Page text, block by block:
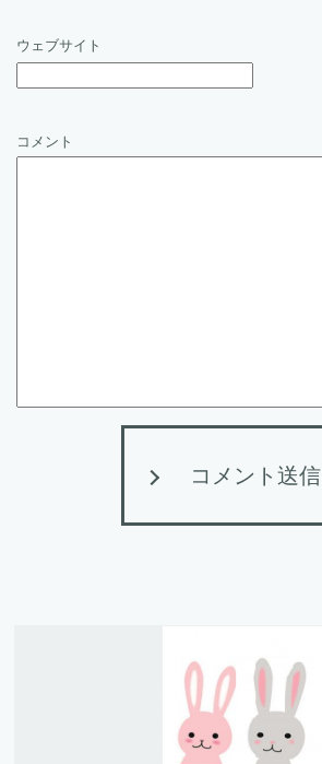
ウェブサイト
コメント
コメント送信